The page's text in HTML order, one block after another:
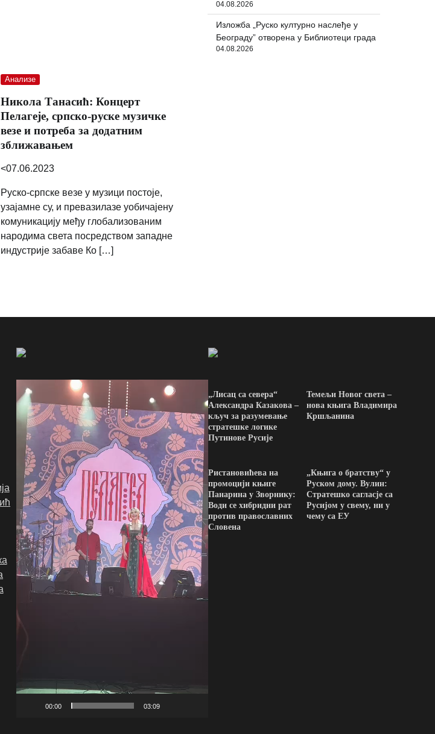
Анализе
Никола Танасић: Концерт
Пелагеје, српско-руске музичке
везе и потреба за додатним
зближавањем
<07.06.2023
Руско-српске везе у музици постоје,
узајамне су, и превазилазе уобичајену
комуникацију међу глобализованим
народима света посредством западне
индустрије забаве Ко […]
04.08.2026
Изложба „Руско културно наслеђе у
Београду” отворена у Библиотеци града
04.08.2026
Video
Player
00:00 03:09
„Лисац са севера“
Александра Казакова –
кључ за разумевање
стратешке логике
Путинове Русије
Темељи Новог света –
нова књига Владимира
Кршљанина
Ристановићева на
промоцији књиге
Панарина у Зворнику:
Води се хибридни рат
против православних
Словена
„Књига о братству“ у
Руском дому. Вулин:
Стратешко сагласје са
Русијом у свему, ни у
чему са ЕУ